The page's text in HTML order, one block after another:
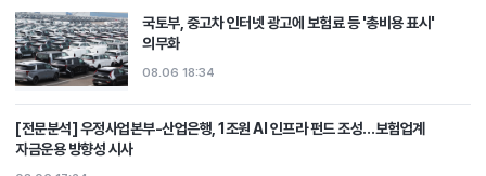
국토부, 중고차 인터넷 광고에 보험료 등 '총비용 표시'
의무화
08.06 18:34
[전문분석] 우정사업본부-산업은행, 1조원 AI 인프라 펀드 조성…보험업계
자금운용 방향성 시사